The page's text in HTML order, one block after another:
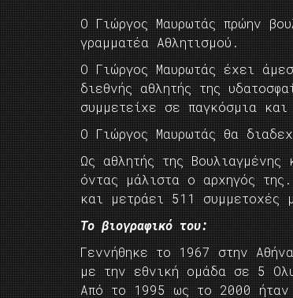
Ο Γιώργος Μαυρωτάς πρώην
γραμματέα Αθλητισμού.
Ο Γιώργος Μαυρωτάς έχει
διεθνής αθλητής της
συμμετείχε σε παγκόσμια
Ο Γιώργος Μαυρωτάς θα
Ως αθλητής της
όντας μάλιστα ο αρχηγός
και μετράει 511
Το βιογραφικό του:
Γεννήθηκε το 1967 στην
με την εθνική ομάδα σε 5
Από το 1995 ως το 2000 ήταν